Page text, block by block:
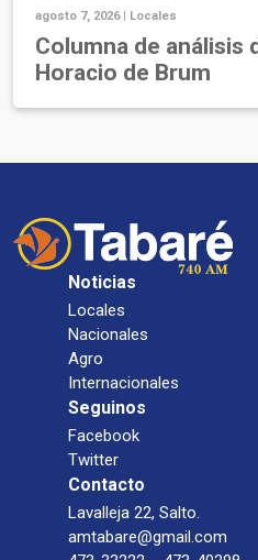
agosto 7, 2026 | Locales
Columna de análisis
Horacio de Brum
Noticias
Locales
Nacionales
Agro
Internacionales
Seguinos
Facebook
Twitter
Contacto
Lavalleja 22, Salto.
amtabare@gmail.com